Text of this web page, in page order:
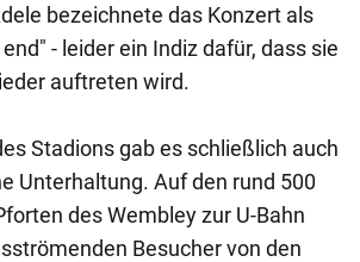
bezeichnete das Konzert als
- leider ein Indiz dafür, dass sie
auftreten wird.
Stadions gab es schließlich auch
Unterhaltung. Auf den rund 500
des Wembley zur U-Bahn
Besucher von den